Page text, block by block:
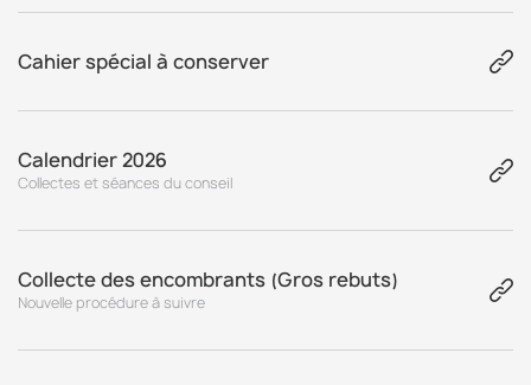
Cahier spécial à conserver
Calendrier 2026
Collectes et séances du conseil
Collecte des encombrants (Gros rebuts)
Nouvelle procédure à suivre